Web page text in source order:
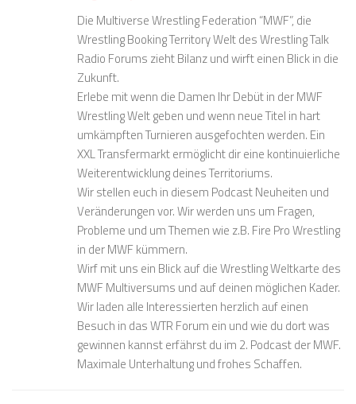
Die Multiverse Wrestling Federation “MWF”, die
Wrestling Booking Territory Welt des Wrestling Talk
Radio Forums zieht Bilanz und wirft einen Blick in die
Zukunft.
Erlebe mit wenn die Damen Ihr Debüt in der MWF
Wrestling Welt geben und wenn neue Titel in hart
umkämpften Turnieren ausgefochten werden. Ein
XXL Transfermarkt ermöglicht dir eine kontinuierliche
Weiterentwicklung deines Territoriums.
Wir stellen euch in diesem Podcast Neuheiten und
Veränderungen vor. Wir werden uns um Fragen,
Probleme und um Themen wie z.B. Fire Pro Wrestling
in der MWF kümmern.
Wirf mit uns ein Blick auf die Wrestling Weltkarte des
MWF Multiversums und auf deinen möglichen Kader.
Wir laden alle Interessierten herzlich auf einen
Besuch in das WTR Forum ein und wie du dort was
gewinnen kannst erfährst du im 2. Podcast der MWF.
Maximale Unterhaltung und frohes Schaffen.